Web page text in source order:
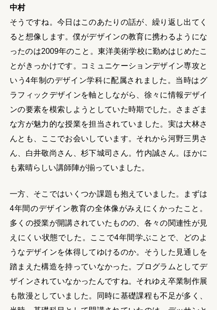
中村
そうですね。今日はこのあたりの話が、繰り返し出てく
ると想像します。僕がデザインの教育に携わるようにな
ったのは2009年のこと。東洋美術学校に勤めはじめたこ
とがきっかけです。コミュニケーションデザイン専攻と
いう4年制のデザイン学科に配属されました。当時はグ
ラフィックデザインを軸としながら、徐々に情報デザイ
ンの要素を模索しようとしていた時期でした。さまざま
な方が魅力的な授業を担当されていました。実は大林さ
んとも、ここでお会いしています。それから河野三男さ
ん、白井敬尚さん、杉下城司さん。竹内誠さん。ほかに
も素晴らしい講師陣が揃っていました。
一方、そこではいくつか課題も抱えていました。まずは
4年間のデザイン教育の全体像がみえにくかったこと。
多くの授業が開講されていたものの、各々の関連性が見
えにくい状態でした。ここで4年間学ぶことで、どのよ
うなデザインを体得してゆけるのか。そうした見通しを
踏まえた構造を持っていなかった。プログラムとしてデ
ザインされていなかったんですね。それゆえ卒業制作展
も散漫としていました。同時に基礎課程も不足が多く、